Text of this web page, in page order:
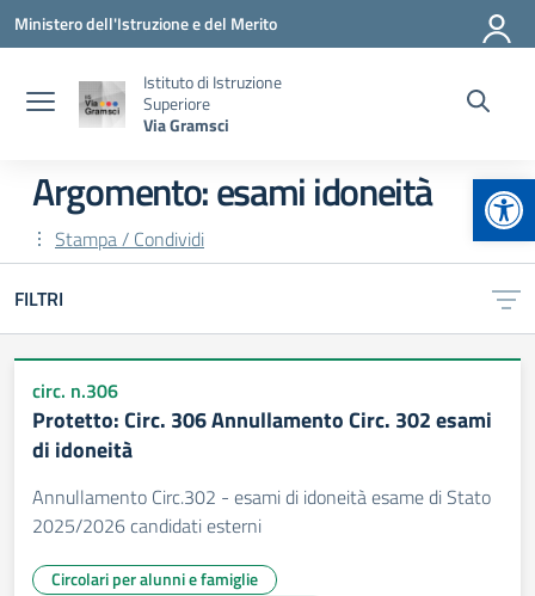
Vai ai contenuti
Vai al menu di navigazione
Vai al footer
Ministero dell'Istruzione e del Merito
Istituto di Istruzione
Superiore
Via Gramsci
Argomento: esami idoneità
Stampa / Condividi
FILTRI
circ. n.306
Protetto: Circ. 306 Annullamento Circ. 302 esami
di idoneità
Annullamento Circ.302 - esami di idoneità esame di Stato
2025/2026 candidati esterni
Circolari per alunni e famiglie